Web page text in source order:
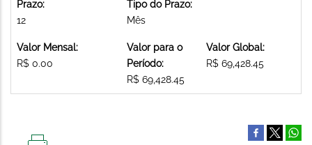
Prazo:
12
Tipo do Prazo:
Mês
Valor Mensal:
R$ 0.00
Valor para o
Período:
R$ 69,428.45
Valor Global:
R$ 69,428.45